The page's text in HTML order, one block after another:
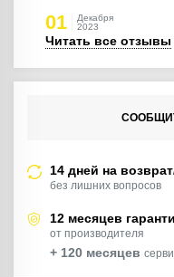
01
Декабря
2023
Читать все отзывы
14 дней на
без лишних вопросов
12 месяцев
от производителя
+ 120 месяцев